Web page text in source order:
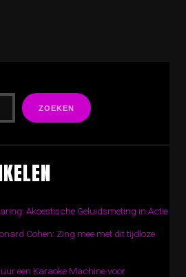
ZOEKEN
Akoestische Geluidsmeting in Actie
Cohen: Zing mee met dit tijdloze
een Karaoke Machine voor